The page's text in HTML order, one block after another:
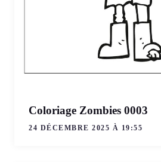
Coloriage Zombies 0003
24 DÉCEMBRE 2025 À 19:55